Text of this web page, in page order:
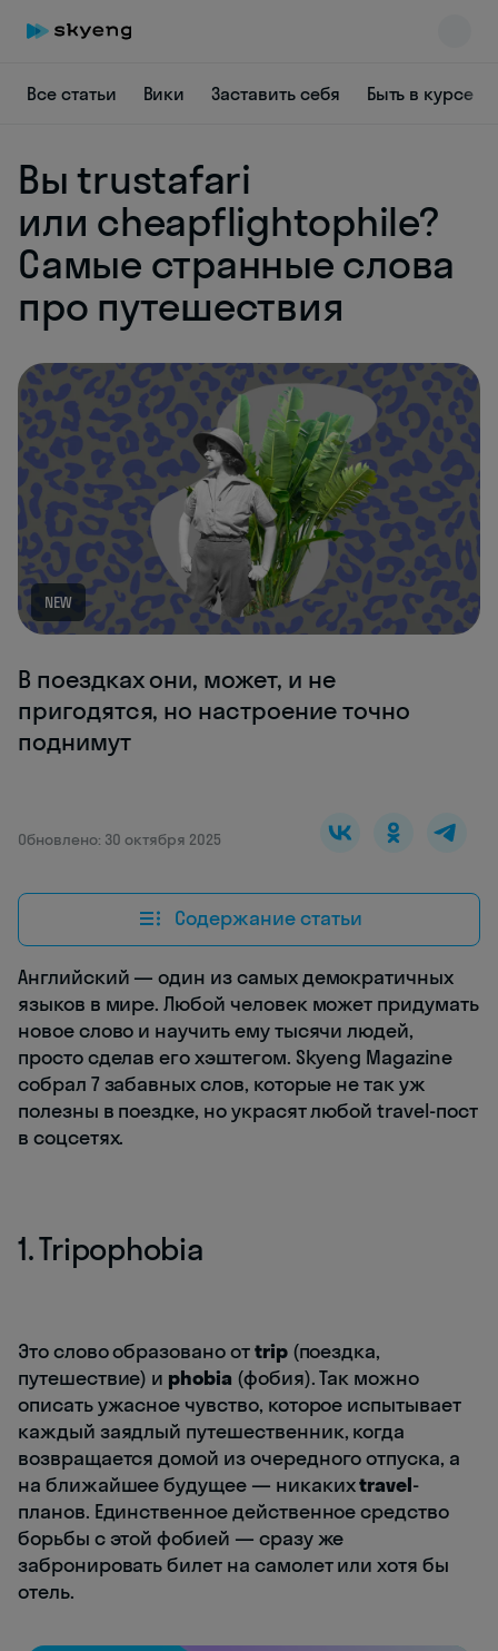
Все статьи Вики Заставить себя Быть в курсе
Вы trustafari
или cheapflightophile?
Самые странные слова
про путешествия
NEW
В поездках они, может, и не
пригодятся, но настроение точно
поднимут
Обновлено: 30 октября 2025
Содержание статьи
Английский — один из самых демократичных
языков в мире. Любой человек может придумать
новое слово и научить ему тысячи людей,
просто сделав его хэштегом. Skyeng Magazine
собрал 7 забавных слов, которые не так уж
полезны в поездке, но украсят любой travel-пост
в соцсетях.
1. Tripophobia
Это слово образовано отtrip(поездка,
путешествие) и phobia (фобия). Так можно
описать ужасное чувство, которое испытывает
каждый заядлый путешественник, когда
возвращается домой из очередного отпуска, а
на ближайшее будущее — никакихtravel-
планов. Единственное действенное средство
борьбы с этой фобией — сразу же
забронировать билет на самолет или хотя бы
отель.
Skyeng Chat
online